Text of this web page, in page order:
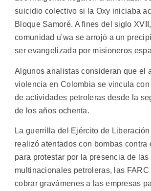
suicidio colectivo si la Oxy iniciaba
Bloque Samoré. A fines del siglo
comunidad u'wa se arrojó a un
ser evangelizada por misioneros
Algunos analistas consideran que el
violencia en Colombia se vincula
de actividades petroleras desde la
de los años ochenta.
La guerrilla del Ejército de Liberación
realizó atentados con bombas contra
para protestar por la presencia de las
multinacionales petroleras, las
cobrar gravámenes a las empresas